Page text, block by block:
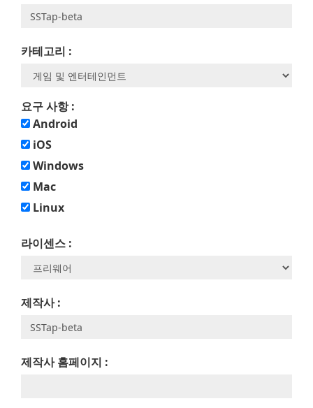
카테고리 :
요구 사항 :
Android
iOS
Windows
Mac
Linux
라이센스 :
제작사 :
제작사 홈페이지 :